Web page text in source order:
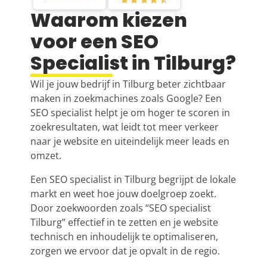
Waarom kiezen
voor een SEO
Specialist in Tilburg?
Wil je jouw bedrijf in Tilburg beter zichtbaar
maken in zoekmachines zoals Google? Een
SEO specialist helpt je om hoger te scoren in
zoekresultaten, wat leidt tot meer verkeer
naar je website en uiteindelijk meer leads en
omzet.
Een SEO specialist in Tilburg begrijpt de lokale
markt en weet hoe jouw doelgroep zoekt.
Door zoekwoorden zoals “SEO specialist
Tilburg” effectief in te zetten en je website
technisch en inhoudelijk te optimaliseren,
zorgen we ervoor dat je opvalt in de regio.